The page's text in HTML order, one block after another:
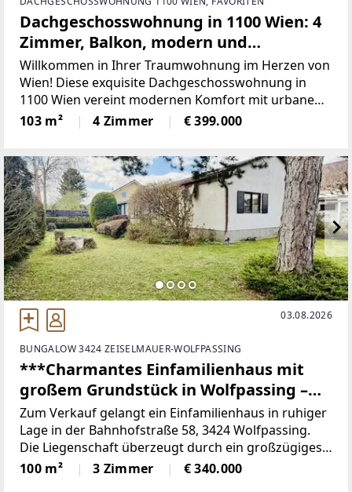
Dachgeschosswohnung in 1100 Wien: 4
Zimmer, Balkon, modern und
großzügig! nur 399.000,-
Willkommen in Ihrer Traumwohnung im Herzen von
Wien! Diese exquisite Dachgeschosswohnung in
1100 Wien vereint modernen Komfort mit urbanem
Lebensstil und bietet Ihnen alles, was das Herz
begehrt.Mit einer großzügigen Fläche von 103 m²
103 m² 4 Zimmer € 399.000
03.08.2026
BUNGALOW 3424 ZEISELMAUER-WOLFPASSING
***Charmantes Einfamilienhaus mit
großem Grundstück in Wolfpassing –
viel Potenzial zum fairen Preis
Zum Verkauf gelangt ein Einfamilienhaus in ruhiger
Lage in der Bahnhofstraße 58, 3424 Wolfpassing.
Die Liegenschaft überzeugt durch ein großzügiges
Grundstück von ca. 790 m² sowie eine Wohnfläche
von rund 100 m² und bietet viel Potenzial für
100 m² 3 Zimmer € 340.000